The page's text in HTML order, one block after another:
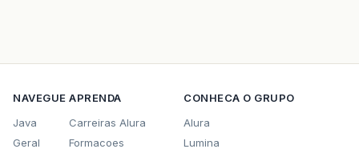
NAVEGUE
Java
Geral
APRENDA
Carreiras Alura
Formacoes
CONHECA O GRUPO
Alura
Lumina